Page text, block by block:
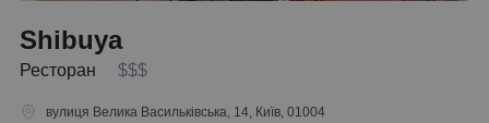
Shibuya
Ресторан $$$
вулиця Велика Васильківська, 14, Київ, 01004